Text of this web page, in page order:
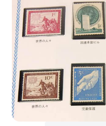
れをしない」
4. 日本の記念
「まとめて」査
「そのまま」
5
国連切手の買取
取」がオススメ
「古い・汚れ・
連切手買取のよ